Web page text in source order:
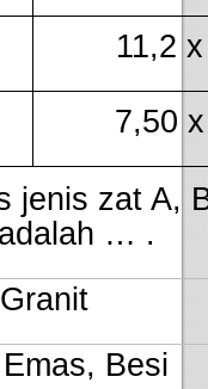
11,2
7,50
jenis zat A,
… .
Besi